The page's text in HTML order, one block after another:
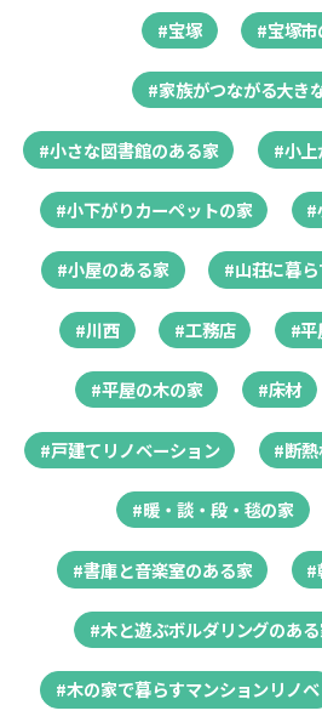
#宝塚 #宝塚
#家族がつながる大き
#小さな図書館のある家 #小
#小下がりカーペットの家 #
#小屋のある家 #山荘に暮
#川西 #工務店 #平
#平屋の木の家 #床材
#戸建てリノベーション #断
#暖・談・段・毯の家
#書庫と音楽室のある家 #
#木と遊ぶボルダリングのあ
#木の家で暮らすマンションリノベ